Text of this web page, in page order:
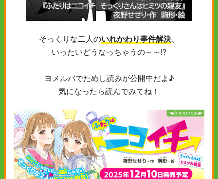
そっくりな二人のいれかわり事件解決、
いったいどうなっちゃうの～～!?
ヨメルバでためし読みが公開中だよ♪
気になったら読んでみてね！